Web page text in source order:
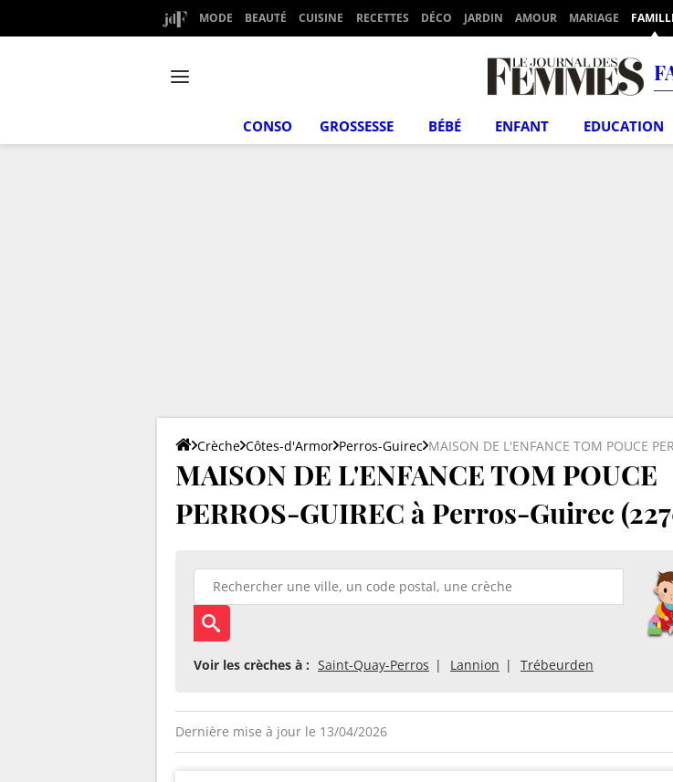
MODE BEAUTÉ CUISINE RECETTES DÉCO JARDIN AMOUR MARIAGE
CONSO GROSSESSE BÉBÉ ENFANT EDUCATION
Crèche Côtes-d'Armor Perros-Guirec MAISON DE L'ENFANCE TOM POUCE
MAISON DE L'ENFANCE TOM POUCE
PERROS-GUIREC à Perros-Guirec
Voir les crèches à : Saint-Quay-Perros Lannion Trébeurden
Dernière mise à jour le 13/04/2026